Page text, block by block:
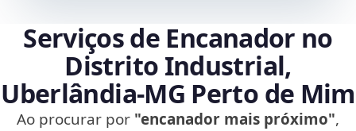
Serviços de Encanador no
Distrito Industrial,
Uberlândia‑MG Perto de Mim
Ao procurar por "encanador mais próximo",